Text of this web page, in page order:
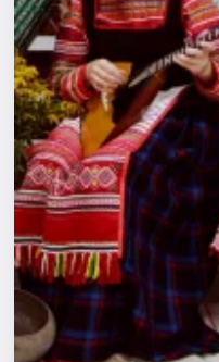
Города
Площадки
Артисты
Рейтинги